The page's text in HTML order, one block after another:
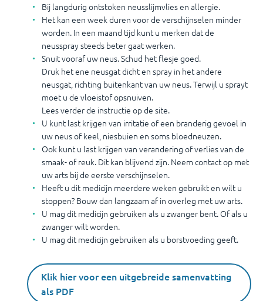
Bij langdurig ontstoken neusslijmvlies en allergie.
Het kan een week duren voor de verschijnselen minder
worden. In een maand tijd kunt u merken dat de
neusspray steeds beter gaat werken.
Snuit vooraf uw neus. Schud het flesje goed.
Druk het ene neusgat dicht en spray in het andere
neusgat, richting buitenkant van uw neus. Terwijl u sprayt
moet u de vloeistof opsnuiven.
Lees verder de instructie op de site.
U kunt last krijgen van irritatie of een branderig gevoel in
uw neus of keel, niesbuien en soms bloedneuzen.
Ook kunt u last krijgen van verandering of verlies van de
smaak- of reuk. Dit kan blijvend zijn. Neem contact op met
uw arts bij de eerste verschijnselen.
Heeft u dit medicijn meerdere weken gebruikt en wilt u
stoppen? Bouw dan langzaam af in overleg met uw arts.
U mag dit medicijn gebruiken als u zwanger bent. Of als u
zwanger wilt worden.
U mag dit medicijn gebruiken als u borstvoeding geeft.
Klik hier voor een uitgebreide samenvatting
als PDF